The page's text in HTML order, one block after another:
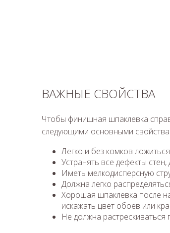
ВАЖНЫЕ СВОЙСТВА
Чтобы финишная шпаклевка
следующими основными
Легко и без комков
Устранять все дефекты
Иметь мелкодисперсную
Должна легко
Хорошая шпаклевка после
искажать цвет обоев или
Не должна растрескиваться